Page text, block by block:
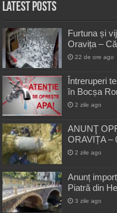
Latest Posts
Furtuna și
Oravița –
22 de ore ago
Întreruperi
în Bocșa
2 zile ago
ANUNŢ
ORAVIȚA –
2 zile ago
Anunț
Piatră din
3 zile ago